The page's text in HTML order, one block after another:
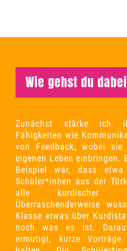
Wie gehst du
Zunächst stärke ich
Fähigkeiten wie
von Feedback, wobei sie
eigenen Leben einbringen.
Beispiel war, dass
Schüler*innen aus der
alle kurdischer
Überraschenderweise
Klasse etwas über
noch was es ist.
ermutigt, kurze